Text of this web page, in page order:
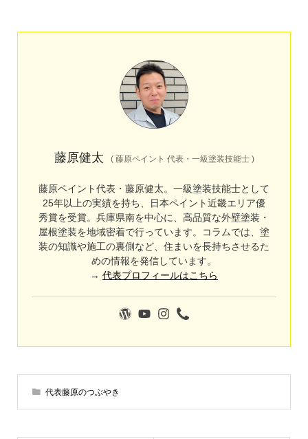
藤原健太 (藤原ペイント 代表・一級塗装技能士 )
藤原ペイント代表・藤原健太。一級塗装技能士として
25年以上の実績を持ち、日本ペイント近畿エリア優
秀賞を受賞。兵庫県南を中心に、高品質な外壁塗装・
屋根塗装を地域密着で行っています。コラムでは、塗
装の知識や施工の裏側など、住まいを長持ちさせるた
めの情報を発信しています。
→ 代表プロフィールはこちら
代表藤原のつぶやき